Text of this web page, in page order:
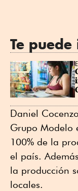
Te
Daniel
Grupo Modelo
100% de la
el país.
la producción
locales.